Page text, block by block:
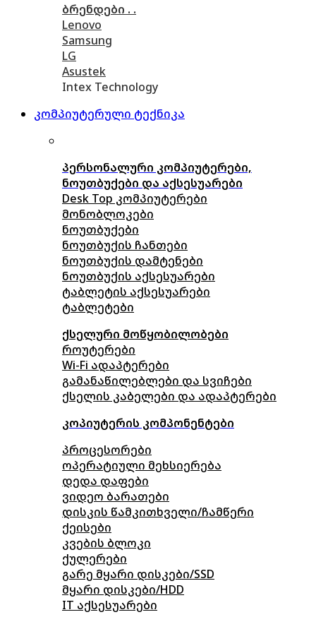
ბრენდები . .
Lenovo
Samsung
LG
Asustek
Intex Technology
კომპიუტერული ტექნიკა
პერსონალური კომპიუტერები,
ნოუთბუქები და აქსესუარები
Desk Top კომპიუტერები
მონობლოკები
ნოუთბუქები
ნოუთბუქის ჩანთები
ნოუთბუქის დამტენები
ნოუთბუქის აქსესუარები
ტაბლეტის აქსესუარები
ტაბლეტები
ქსელური მოწყობილობები
როუტერები
Wi-Fi ადაპტერები
გამანაწილებლები და სვიჩები
ქსელის კაბელები და ადაპტერები
კოპიუტერის კომპონენტები
პროცესორები
ოპერატიული მეხსიერება
დედა დაფები
ვიდეო ბარათები
დისკის წამკითხველი/ჩამწერი
ქეისები
კვების ბლოკი
ქულერები
გარე მყარი დისკები/SSD
მყარი დისკები/HDD
IT აქსესუარები